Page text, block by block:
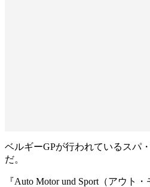
ベルギーGPが行われているスパ
だ。
『Auto Motor und Sport（アウ